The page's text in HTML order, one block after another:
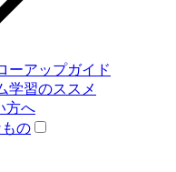
ーアップガイド
学習のススメ
方へ
の